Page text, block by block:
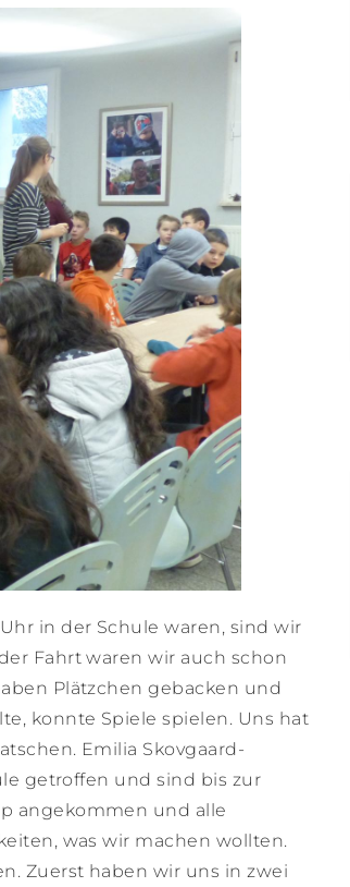
in der Schule waren, sind wir
Fahrt waren wir auch schon
Plätzchen gebacken und
konnte Spiele spielen. Uns hat
Emilia Skovgaard-
getroffen und sind bis zur
angekommen und alle
was wir machen wollten.
Zuerst haben wir uns in zwei